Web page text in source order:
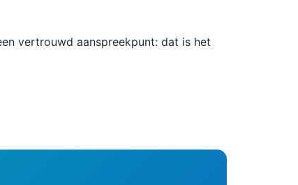
vertrouwd aanspreekpunt: dat is het